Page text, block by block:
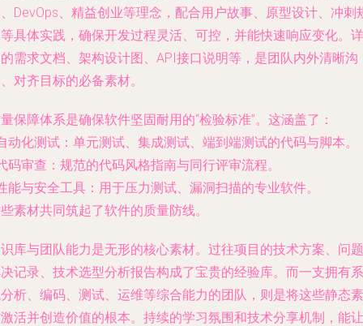
DevOps、精益创业等理念，配合用户故事、原型设计、冲刺
具体实践，确保开发过程灵活、可控，并能快速响应变化。详
需求文档、架构设计图、API接口说明等，是团队内外清晰沟
对齐目标的必备素材。
保障体系是确保软件坚固耐用的“检验标准”。这涵盖了：
动化测试 ：单元测试、集成测试、端到端测试的代码与脚本。
码审查 ：规范的代码风格指南与同行评审流程。
能与安全工具 ：用于压力测试、漏洞扫描的专业软件。
素材共同筑起了软件的质量防线。
库与团队能力是无形的核心素材。过往项目的技术方案、问题
记录、技术选型分析报告构成了宝贵的经验库。而一支拥有系
析、编码、测试、运维等综合能力的团队，则是将这些静态素
活并创造价值的根本。持续的学习氛围和技术分享机制，能让